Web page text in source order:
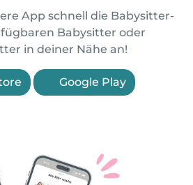
App schnell die Babysitter-
Babysitter oder
in deiner Nähe an!
Google Play